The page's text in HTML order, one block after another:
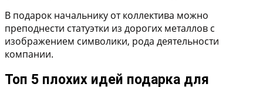
В подарок начальнику от коллектива можно
преподнести статуэтки из дорогих металлов с
изображением символики, рода деятельности
компании.
Топ 5 плохих идей подарка для